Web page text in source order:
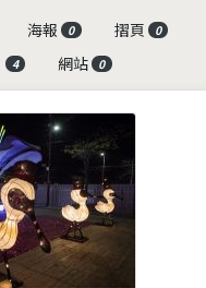
海報 0 摺頁 0
4 網站 0